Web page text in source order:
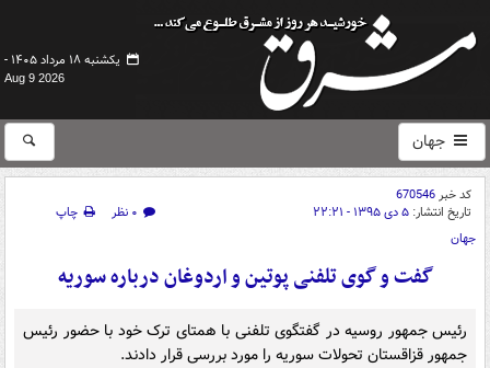
یکشنبه ۱۸ مرداد ۱۴۰۵ -
Aug 9 2026
جهان
کد خبر670546
تاریخ انتشار: ۵ دی ۱۳۹۵ - ۲۲:۲۱ ۰ نظر
چاپ
جهان
گفت و گوی تلفنی پوتین و اردوغان درباره سوریه
رئیس جمهور روسیه در گفتگوی تلفنی با همتای ترک خود با حضور رئیس
جمهور قزاقستان تحولات سوریه را مورد بررسی قرار دادند.